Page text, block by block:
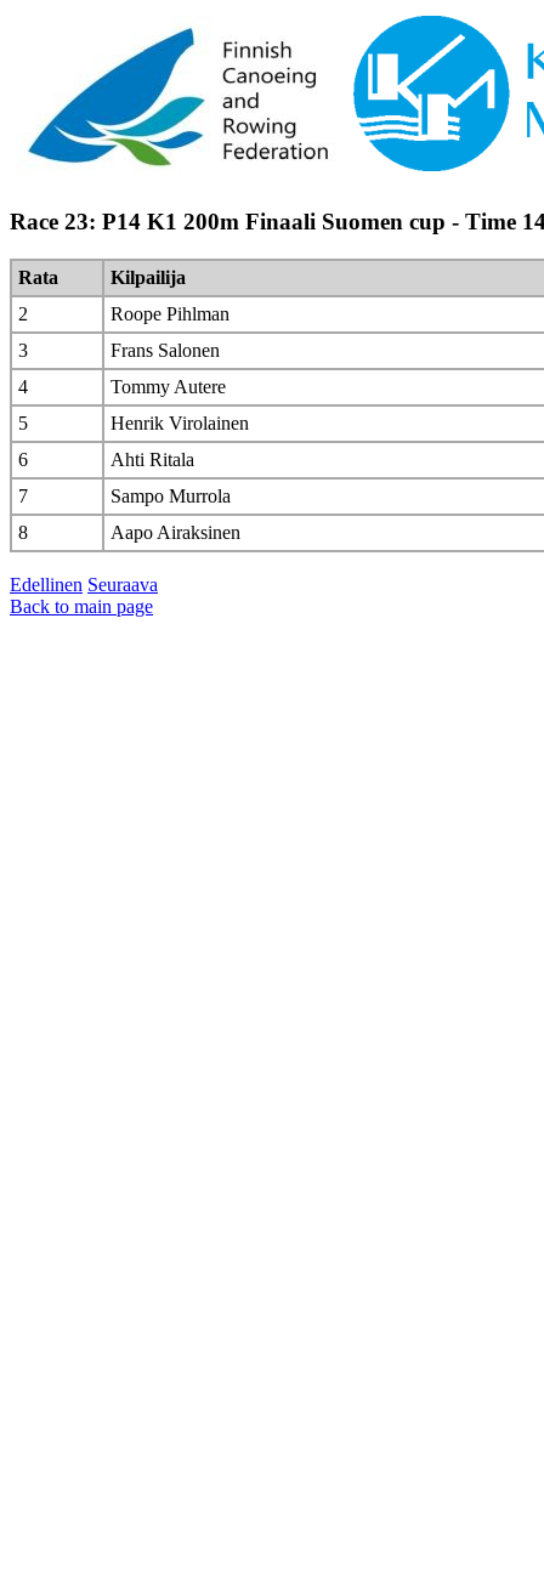
Race 23: P14 K1 200m Finaali Suomen cup - Time
Rata
Kilpailija
2
Roope Pihlman
3
Frans Salonen
4
Tommy Autere
5
Henrik Virolainen
6
Ahti Ritala
7
Sampo Murrola
8
Aapo Airaksinen
Edellinen Seuraava
Back to main page